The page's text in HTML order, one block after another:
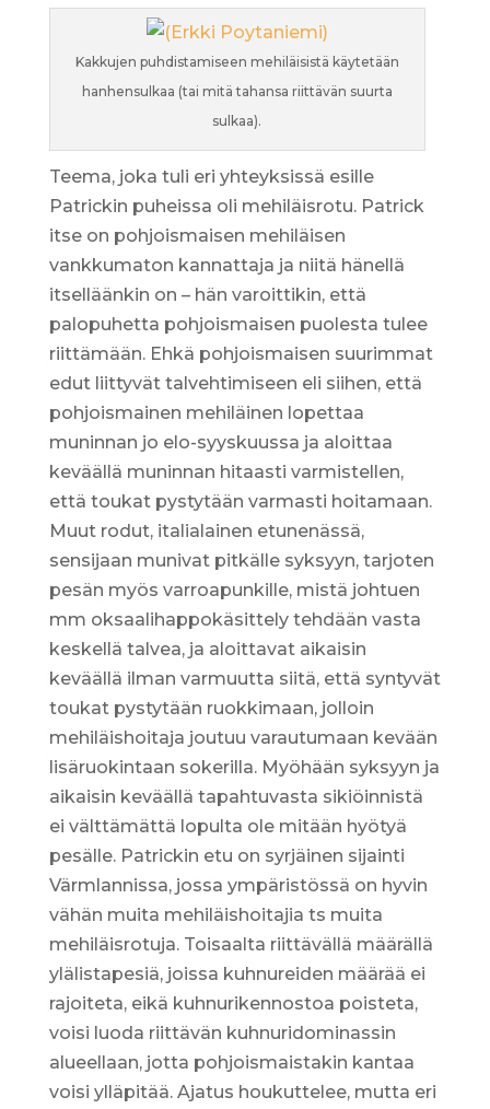
Kakkujen puhdistamiseen mehiläisistä käytetään
hanhensulkaa (tai mitä tahansa riittävän suurta
sulkaa).
Teema, joka tuli eri yhteyksissä esille
Patrickin puheissa oli mehiläisrotu. Patrick
itse on pohjoismaisen mehiläisen
vankkumaton kannattaja ja niitä hänellä
itselläänkin on – hän varoittikin, että
palopuhetta pohjoismaisen puolesta tulee
riittämään. Ehkä pohjoismaisen suurimmat
edut liittyvät talvehtimiseen eli siihen, että
pohjoismainen mehiläinen lopettaa
muninnan jo elo-syyskuussa ja aloittaa
keväällä muninnan hitaasti varmistellen,
että toukat pystytään varmasti hoitamaan.
Muut rodut, italialainen etunenässä,
sensijaan munivat pitkälle syksyyn, tarjoten
pesän myös varroapunkille, mistä johtuen
mm oksaalihappokäsittely tehdään vasta
keskellä talvea, ja aloittavat aikaisin
keväällä ilman varmuutta siitä, että syntyvät
toukat pystytään ruokkimaan, jolloin
mehiläishoitaja joutuu varautumaan kevään
lisäruokintaan sokerilla. Myöhään syksyyn ja
aikaisin keväällä tapahtuvasta sikiöinnistä
ei välttämättä lopulta ole mitään hyötyä
pesälle. Patrickin etu on syrjäinen sijainti
Värmlannissa, jossa ympäristössä on hyvin
vähän muita mehiläishoitajia ts muita
mehiläisrotuja. Toisaalta riittävällä määrällä
ylälistapesiä, joissa kuhnureiden määrää ei
rajoiteta, eikä kuhnurikennostoa poisteta,
voisi luoda riittävän kuhnuridominassin
alueellaan, jotta pohjoismaistakin kantaa
voisi ylläpitää. Ajatus houkuttelee, mutta eri